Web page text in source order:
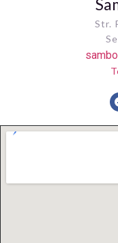
Str.